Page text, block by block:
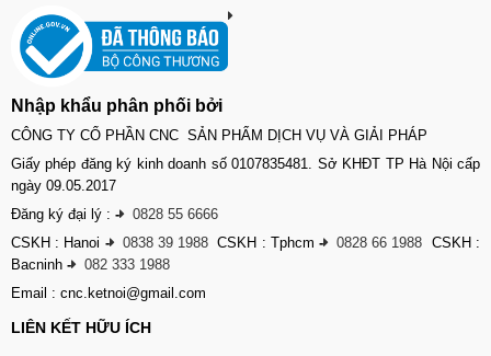
Nhập khẩu phân phối bởi
CÔNG TY CỔ PHẦN CNC SẢN PHẨM DỊCH VỤ VÀ GIẢI PHÁP
Giấy phép đăng ký kinh doanh số 0107835481. Sở KHĐT TP Hà Nội cấp
ngày 09.05.2017
Đăng ký đại lý : -
0828 55 6666
CSKH : Hanoi - 0838 39 1988 CSKH : Tphcm- 0828 66 1988 CSKH :
Bacninh -
082 333 1988
Email : cnc.ketnoi@gmail.com
LIÊN KẾT HỮU ÍCH